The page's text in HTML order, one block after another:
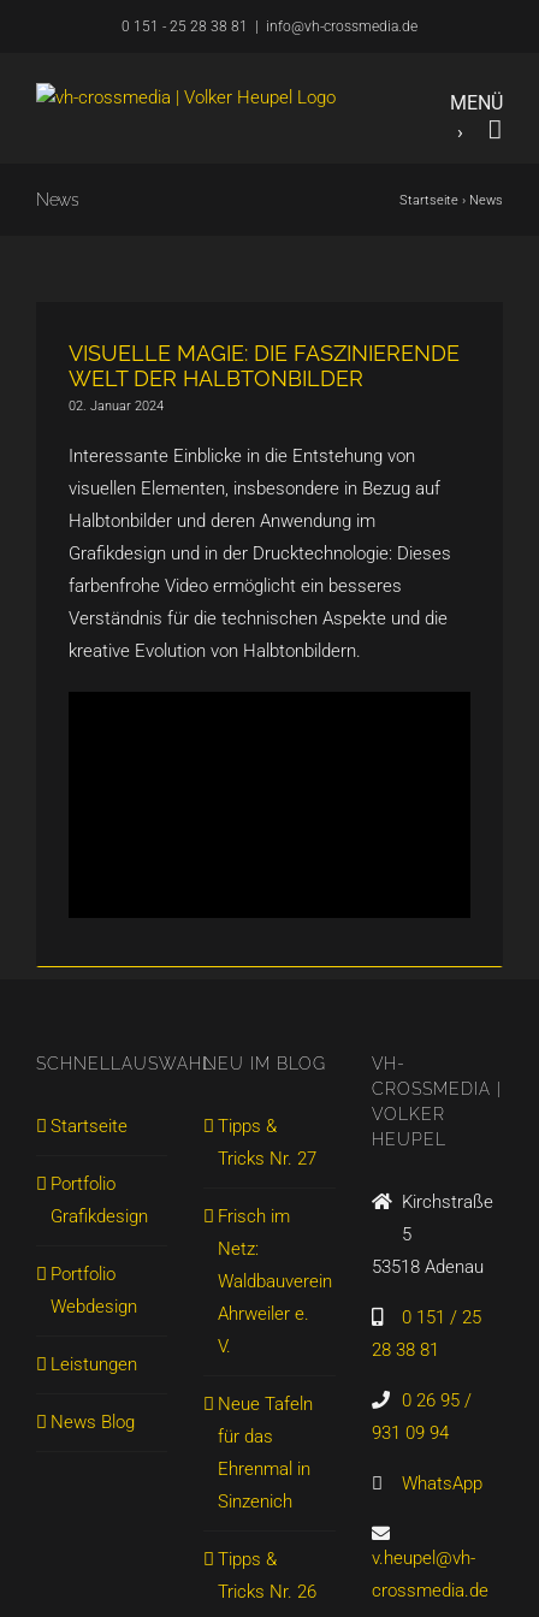
springen
0 151 - 25 28 38 81 info@vh-crossmedia.de
News Startseite › News
VISUELLE MAGIE: DIE FASZINIERENDE
WELT DER HALBTONBILDER
02. Januar 2024
Interessante Einblicke in die Entstehung von
visuellen Elementen, insbesondere in Bezug auf
Halbtonbilder und deren Anwendung im
Grafikdesign und in der Drucktechnologie: Dieses
farbenfrohe Video ermöglicht ein besseres
Verständnis für die technischen Aspekte und die
kreative Evolution von Halbtonbildern.
SCHNELLAUSWAHL
Startseite
Portfolio
Grafikdesign
Portfolio
Webdesign
Leistungen
News Blog
NEU IM BLOG
Tipps &
Tricks Nr. 27
Frisch im
Netz:
Waldbauverein
Ahrweiler e.
V.
Neue Tafeln
für das
Ehrenmal in
Sinzenich
Tipps &
Tricks Nr. 26
VH-
CROSSMEDIA |
VOLKER
HEUPEL
Kirchstraße
5
53518 Adenau
0 151 / 25
28 38 81
0 26 95 /
931 09 94
WhatsApp
v.heupel@vh-
crossmedia.de